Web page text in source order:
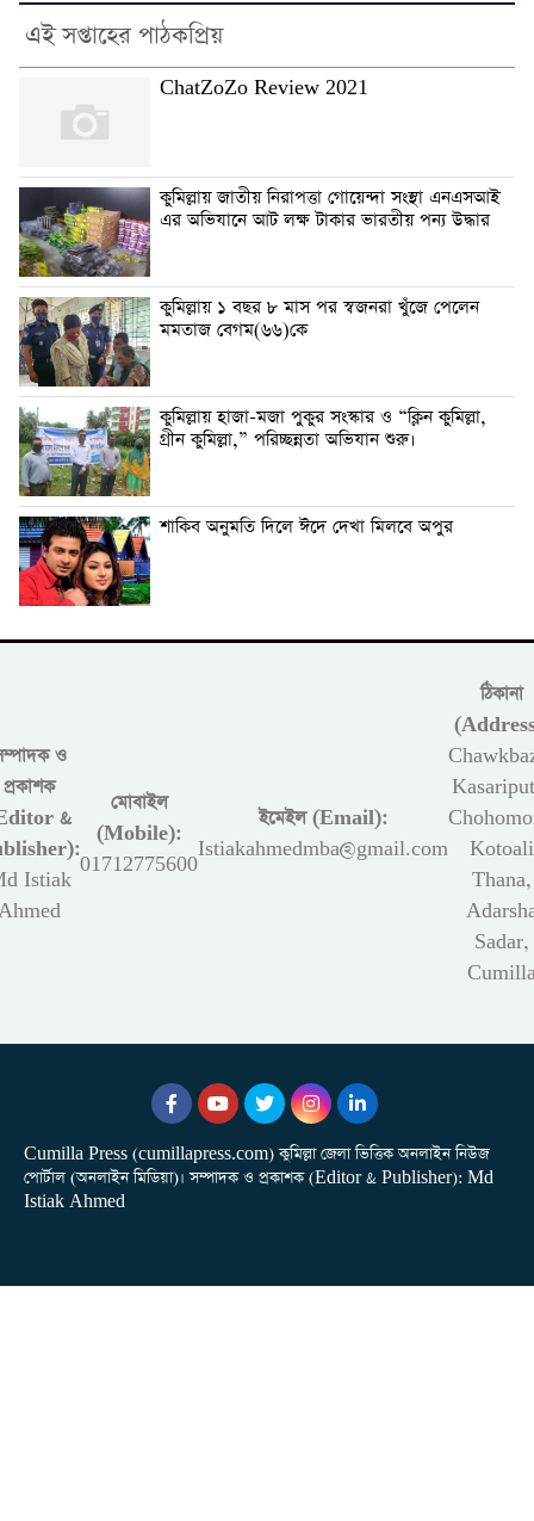
এই সপ্তাহের পাঠকপ্রিয়
ChatZoZo Review 2021
কুমিল্লায় জাতীয় নিরাপত্তা গোয়েন্দা সংস্থা এনএসআই
এর অভিযানে আট লক্ষ টাকার ভারতীয় পন্য উদ্ধার
কুমিল্লায় ১ বছর ৮ মাস পর স্বজনরা খুঁজে পেলেন
মমতাজ বেগম(৬৬)কে
কুমিল্লায় হাজা-মজা পুকুর সংস্কার ও “ক্লিন কুমিল্লা,
গ্রীন কুমিল্লা,” পরিচ্ছন্নতা অভিযান শুরু।
শাকিব অনুমতি দিলে ঈদে দেখা মিলবে অপুর
ও
প্রকাশক
&
Istiak
মোবাইল
(Mobile):
01712775600
ইমেইল (Email):
Istiakahmedmba@gmail.com
ঠিকানা
Kotoali
Thana,
Sadar,
Cumilla Press (cumillapress.com) কুমিল্লা জেলা ভিত্তিক অনলাইন নিউজ
পোর্টাল (অনলাইন মিডিয়া)। সম্পাদক ও প্রকাশক (Editor & Publisher): Md
Istiak Ahmed